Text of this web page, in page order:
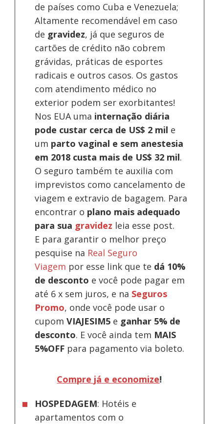
de países como Cuba e Venezuela;
Altamente recomendável em caso
de gravidez, já que seguros de
cartões de crédito não cobrem
grávidas, práticas de esportes
radicais e outros casos. Os gastos
com atendimento médico no
exterior podem ser exorbitantes!
Nos EUA uma internação diária
pode custar cerca de US$ 2 mil e
um parto vaginal e sem anestesia
em 2018 custa mais de US$ 32 mil.
O seguro também te auxilia com
imprevistos como cancelamento de
viagem e extravio de bagagem. Para
encontrar o plano mais adequado
para sua gravidez leia esse post.
E para garantir o melhor preço
pesquise na Real Seguro
Viagem por esse link que te dá 10%
de desconto e você pode pagar em
até 6 x sem juros, e na Seguros
Promo, onde você pode usar o
cupomVIAJESIM5 e ganhar 5% de
desconto. E você ainda tem MAIS
5%OFF para pagamento via boleto.
Compre já e economize!
HOSPEDAGEM: Hotéis e
apartamentos com o